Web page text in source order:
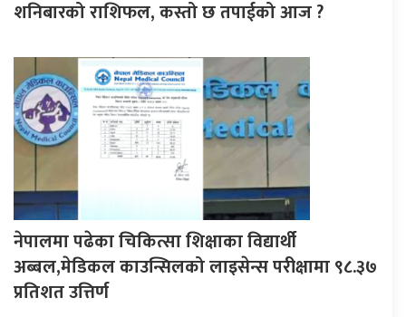
शनिबारको राशिफल, कस्तो छ तपाईको आज ?
नेपालमा पढेका चिकित्सा शिक्षाका विद्यार्थी
अब्बल,मेडिकल काउन्सिलको लाइसेन्स परीक्षामा ९८.३७
प्रतिशत उत्तिर्ण